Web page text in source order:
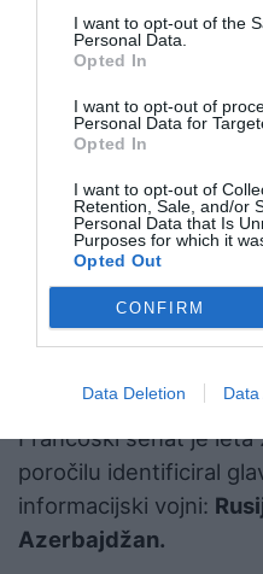
I want to opt-out of the
Personal Data.
Opted In
I want to opt-out of
Personal Data for
Opted In
I want to opt-out of
Retention, Sale, and/or
Personal Data that Is
Purposes for which it
Opted Out
CONFIRM
Data Deletion Data
Francoski senat je
poročilu identificiral
informacijski vojni:
Azerbajdžan.